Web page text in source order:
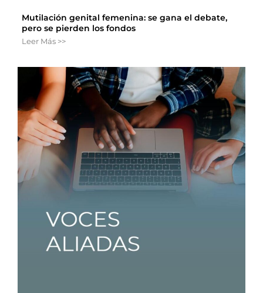
Mutilación genital femenina: se gana el debate,
pero se pierden los fondos
Leer Más >>